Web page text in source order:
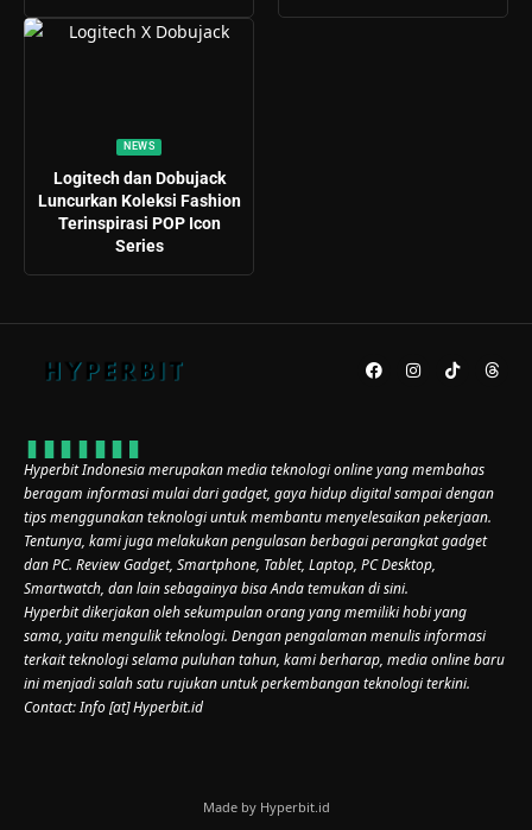
NEWS
Logitech dan Dobujack
Luncurkan Koleksi Fashion
Terinspirasi POP Icon
Series
Hyperbit Indonesia merupakan media teknologi online yang membahas
beragam informasi mulai dari gadget, gaya hidup digital sampai dengan
tips menggunakan teknologi untuk membantu menyelesaikan pekerjaan.
Tentunya, kami juga melakukan pengulasan berbagai perangkat gadget
dan PC. Review Gadget, Smartphone, Tablet, Laptop, PC Desktop,
Smartwatch, dan lain sebagainya bisa Anda temukan di sini.
Hyperbit dikerjakan oleh sekumpulan orang yang memiliki hobi yang
sama, yaitu mengulik teknologi. Dengan pengalaman menulis informasi
terkait teknologi selama puluhan tahun, kami berharap, media online baru
ini menjadi salah satu rujukan untuk perkembangan teknologi terkini.
Contact: Info [at] Hyperbit.id
Made by Hyperbit.id